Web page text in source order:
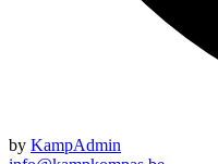
by KampAdmin